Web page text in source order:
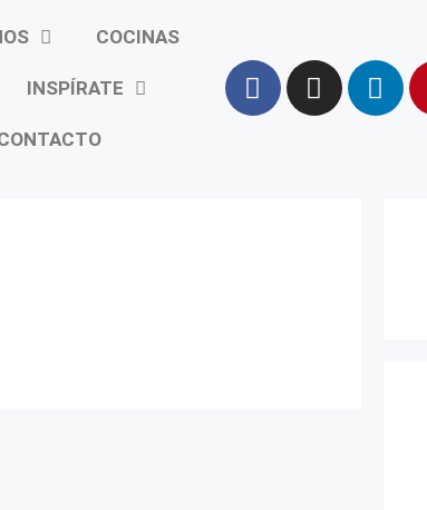
COCINAS
INSPÍRATE